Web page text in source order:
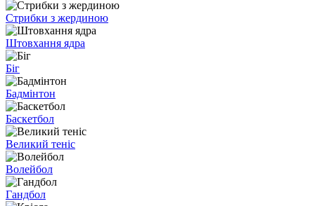
Стрибки з жердиною
Штовхання ядра
Біг
Бадмінтон
Баскетбол
Великий теніс
Волейбол
Гандбол